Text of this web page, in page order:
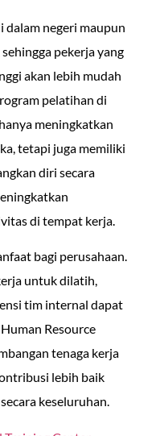
dalam negeri maupun
pekerja yang
akan lebih mudah
pelatihan di
meningkatkan
tetapi juga memiliki
diri secara
di tempat kerja.
bagi perusahaan.
untuk dilatih,
tim internal dapat
Resource
tenaga kerja
lebih baik
keseluruhan.